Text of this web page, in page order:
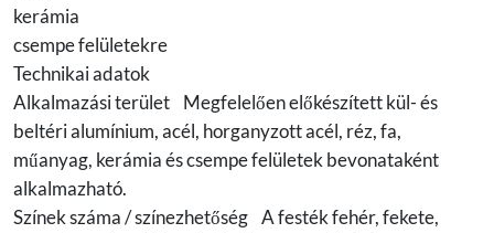
kerámia
csempe felületekre
Technikai adatok
Alkalmazási terület Megfelelően előkészített kül- és
beltéri alumínium, acél, horganyzott acél, réz, fa,
műanyag, kerámia és csempe felületek bevonataként
alkalmazható.
Színek száma / színezhetőség A festék fehér, fekete,